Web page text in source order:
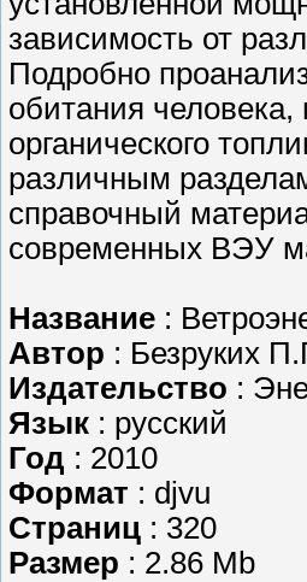
зависимость от
Подробно
обитания
органического
различным
справочный
современных ВЭУ
Название :
Автор : Безруких
Издательство :
Язык : русский
Год : 2010
Формат : djvu
Страниц : 320
Размер : 2.86 Mb